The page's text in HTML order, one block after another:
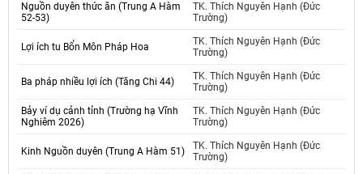
Nguồn duyên thức ăn (Trung A Hàm
52-53)
TK. Thích Nguyên Hạnh (Đức
Trường)
Lợi ích tu Bổn Môn Pháp Hoa
TK. Thích Nguyên Hạnh (Đức
Trường)
Ba pháp nhiều lợi ích (Tăng Chi 44)
TK. Thích Nguyên Hạnh (Đức
Trường)
Bảy ví dụ cảnh tỉnh (Trường hạ Vĩnh
Nghiêm 2026)
TK. Thích Nguyên Hạnh (Đức
Trường)
Kinh Nguồn duyên (Trung A Hàm 51)
TK. Thích Nguyên Hạnh (Đức
Trường)